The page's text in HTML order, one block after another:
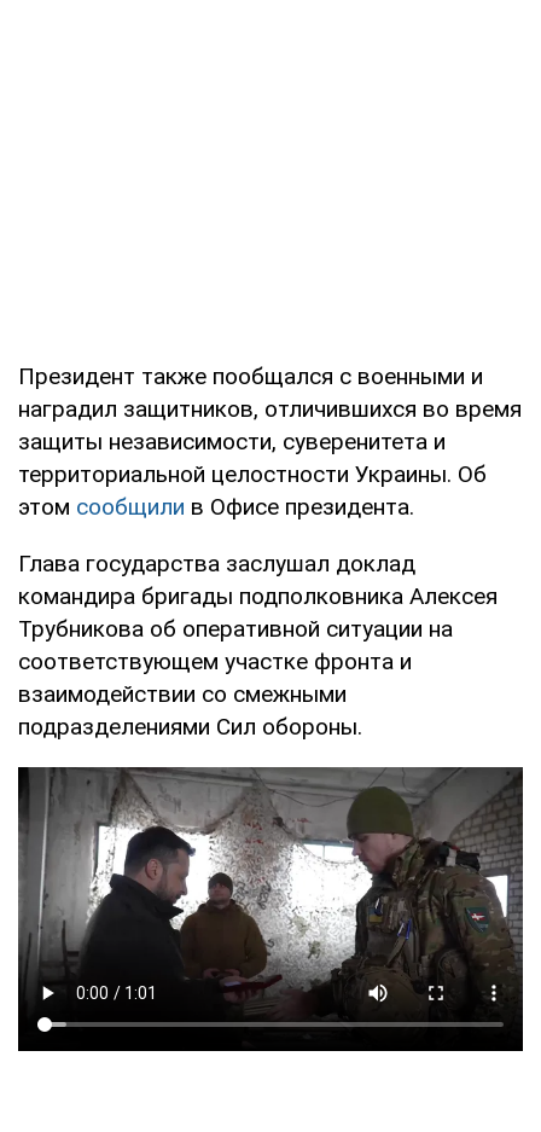
Президент также пообщался с военными и
наградил защитников, отличившихся во время
защиты независимости, суверенитета и
территориальной целостности Украины. Об
этом сообщили в Офисе президента.
Глава государства заслушал доклад
командира бригады подполковника Алексея
Трубникова об оперативной ситуации на
соответствующем участке фронта и
взаимодействии со смежными
подразделениями Сил обороны.